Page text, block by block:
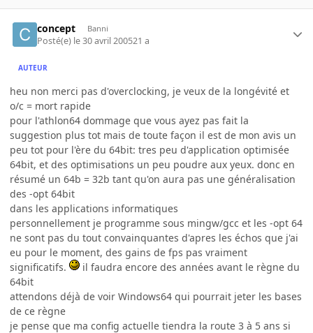
concept Banni
Posté(e) le 30 avril 200521 a
AUTEUR
heu non merci pas d'overclocking, je veux de la longévité et
o/c = mort rapide
pour l'athlon64 dommage que vous ayez pas fait la
suggestion plus tot mais de toute façon il est de mon avis un
peu tot pour l'ère du 64bit: tres peu d'application optimisée
64bit, et des optimisations un peu poudre aux yeux. donc en
résumé un 64b = 32b tant qu'on aura pas une généralisation
des -opt 64bit
dans les applications informatiques
personnellement je programme sous mingw/gcc et les -opt 64
ne sont pas du tout convainquantes d'apres les échos que j'ai
eu pour le moment, des gains de fps pas vraiment
significatifs.
il faudra encore des années avant le règne du
64bit
attendons déjà de voir Windows64 qui pourrait jeter les bases
de ce règne
je pense que ma config actuelle tiendra la route 3 à 5 ans si